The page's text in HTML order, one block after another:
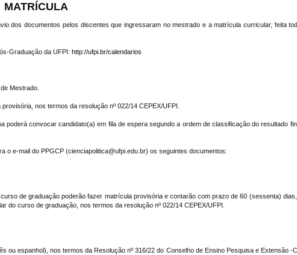
MATRÍCULA
dos documentos pelos discentes que ingressaram no mestrado e a matrícula curricular, feita
Graduação da UFPI: http://ufpi.br/calendarios
Mestrado.
nos termos da resolução nº 022/14 CEPEX/UFPI.
convocar candidato(a) em fila de espera segundo a ordem de classificação do resultado
o e-mail do PPGCP (cienciapolitica@ufpi.edu.br) os seguintes documentos:
de graduação poderão fazer matrícula provisória e contarão com prazo de 60 (sessenta)
do curso de graduação, nos termos da resolução nº 022/14 CEPEX/UFPI.
ou espanhol), nos termos da Resolução nº 316/22 do Conselho de Ensino Pesquisa e Extensão -